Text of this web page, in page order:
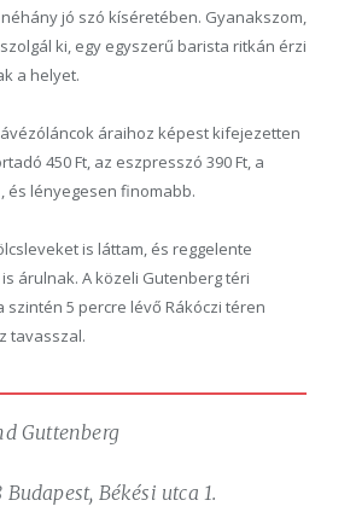
jó szó kíséretében. Gyanakszom,
ki, egy egyszerű barista ritkán érzi
a helyet.
áraihoz képest kifejezetten
450 Ft, az eszpresszó 390 Ft, a
és lényegesen finomabb.
is láttam, és reggelente
árulnak. A közeli Gutenberg téri
szintén 5 percre lévő Rákóczi téren
tavasszal.
Guttenberg
Budapest, Békési utca 1.